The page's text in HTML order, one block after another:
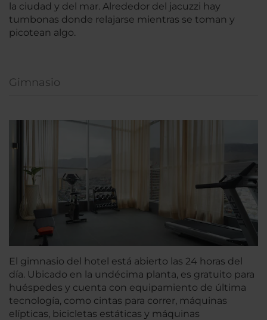
la ciudad y del mar. Alrededor del jacuzzi hay
tumbonas donde relajarse mientras se toman y
picotean algo.
Gimnasio
El gimnasio del hotel está abierto las 24 horas del
día. Ubicado en la undécima planta, es gratuito para
huéspedes y cuenta con equipamiento de última
tecnología, como cintas para correr, máquinas
elípticas, bicicletas estáticas y máquinas